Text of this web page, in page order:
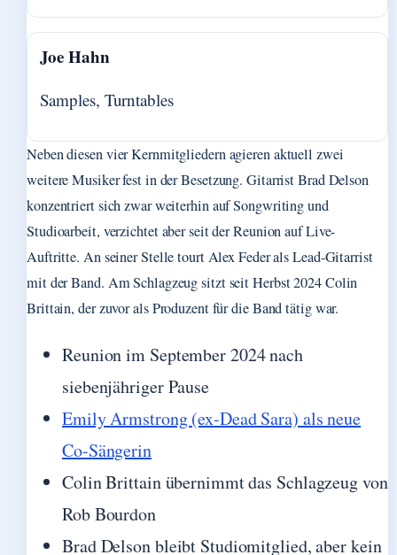
Joe Hahn
Samples, Turntables
Neben diesen vier Kernmitgliedern agieren aktuell zwei
weitere Musiker fest in der Besetzung. Gitarrist Brad Delson
konzentriert sich zwar weiterhin auf Songwriting und
Studioarbeit, verzichtet aber seit der Reunion auf Live-
Auftritte. An seiner Stelle tourt Alex Feder als Lead-Gitarrist
mit der Band. Am Schlagzeug sitzt seit Herbst 2024 Colin
Brittain, der zuvor als Produzent für die Band tätig war.
Reunion im September 2024 nach
siebenjähriger Pause
Emily Armstrong (ex-Dead Sara) als neue
Co-Sängerin
Colin Brittain übernimmt das Schlagzeug von
Rob Bourdon
Brad Delson bleibt Studiomitglied, aber kein